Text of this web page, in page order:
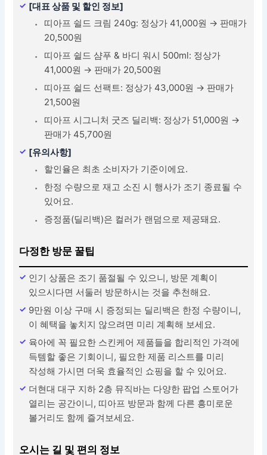
[대표 상품 및 할인 정보]
띠아프 쉴드 크림 240g: 정상가 41,000원 → 판매가
20,500원
띠아프 쉴드 샴푸 & 바디 워시 500ml: 정상가
41,000원 → 판매가 20,500원
띠아프 쉴드 선팩트: 정상가 43,000원 → 판매가
21,500원
띠아프 시그니처 굿즈 딜리백: 정상가 51,000원 →
판매가 45,700원
[유의사항]
할인율은 최초 소비자가 기준이에요.
한정 수량으로 재고 소진 시 행사가 조기 종료될 수
있어요.
증정품(딜리백)은 컬러가 랜덤으로 제공돼요.
다정한 방문 꿀팁
인기 상품은 조기 품절될 수 있으니, 방문 계획이
있으시다면 서둘러 방문하시는 것을 추천해요.
9만원 이상 구매 시 증정되는 딜리백은 한정 수량이니,
이 혜택을 놓치지 않으려면 미리 계획해 보세요.
육아에 꼭 필요한 스킨케어 제품들을 합리적인 가격에
득템할 좋은 기회이니, 필요한 제품 리스트를 미리
작성해 가시면 더욱 효율적인 쇼핑을 할 수 있어요.
더현대 대구 지하 2층 뮤직바는 다양한 팝업 스토어가
열리는 공간이니, 띠아프 방문과 함께 다른 흥미로운
볼거리도 함께 즐겨보세요.
오시는 길 및 편의 정보